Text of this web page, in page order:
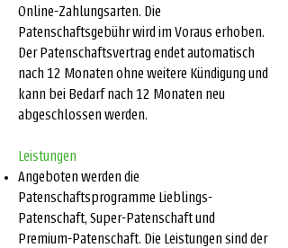
Online-Zahlungsarten. Die
Patenschaftsgebühr wird im Voraus erhoben.
Der Patenschaftsvertrag endet automatisch
nach 12 Monaten ohne weitere Kündigung und
kann bei Bedarf nach 12 Monaten neu
abgeschlossen werden.
Leistungen
Angeboten werden die
Patenschaftsprogramme Lieblings-
Patenschaft, Super-Patenschaft und
Premium-Patenschaft. Die Leistungen sind der